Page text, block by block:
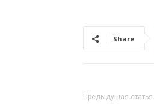
Share
Предыдущая статья